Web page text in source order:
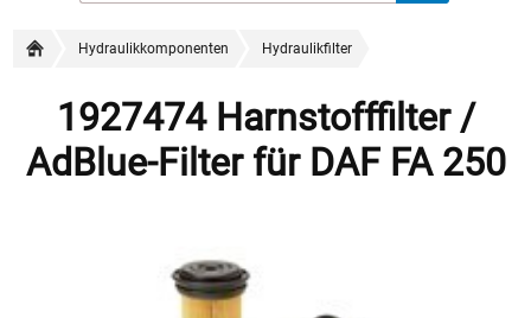
Hydraulikkomponenten Hydraulikfilter
1927474 Harnstofffilter /
AdBlue-Filter für DAF FA 250